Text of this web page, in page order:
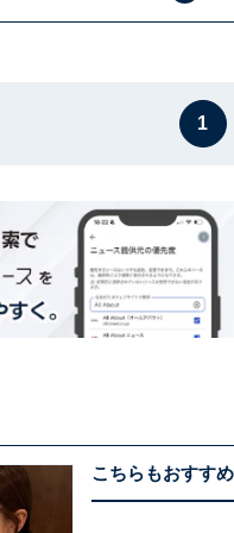
1
こちらもおすすめ